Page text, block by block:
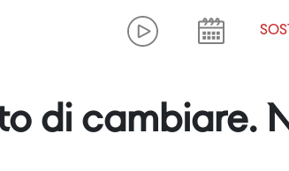
di cambiare.